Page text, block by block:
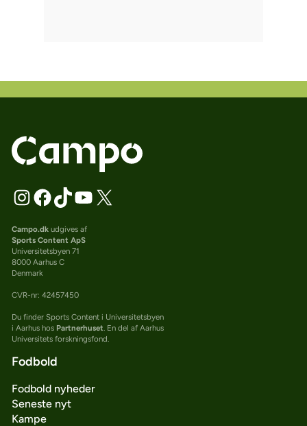
Campo.dkudgives af
Sports Content ApS
Universitetsbyen 71
8000 Aarhus C
Denmark
CVR-nr: 42457450
Du finder Sports Content i Universitetsbyen
i Aarhus hos Partnerhuset. En del af Aarhus
Universitets forskningsfond.
Fodbold
Fodbold nyheder
Seneste nyt
Kampe